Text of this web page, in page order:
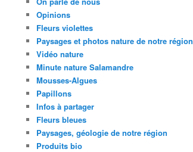
Opinions
Fleurs violettes
Paysages et photos nature de notre région
Vidéo nature
Minute nature Salamandre
Mousses-Algues
Papillons
Infos à partager
Fleurs bleues
Paysages, géologie de notre région
Produits bio